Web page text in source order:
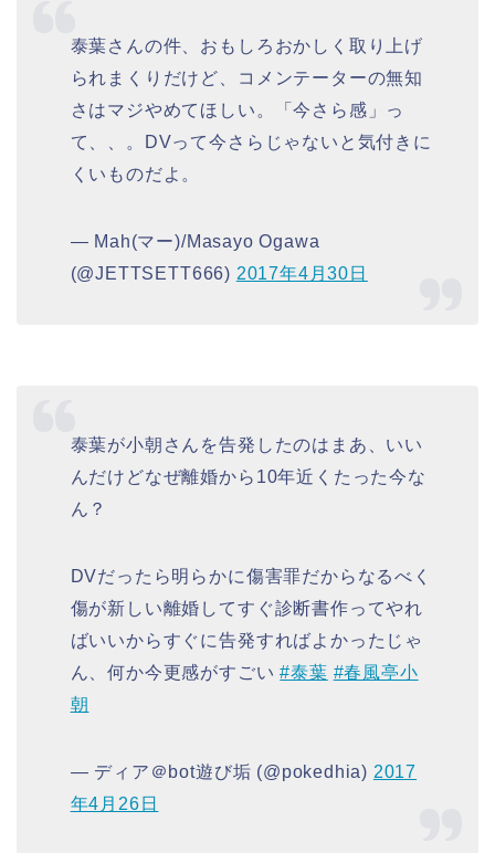
泰葉さんの件、おもしろおかしく取り上げ
られまくりだけど、コメンテーターの無知
さはマジやめてほしい。「今さら感」っ
て、、。DVって今さらじゃないと気付きに
くいものだよ。
— Mah(マー)/Masayo Ogawa
(@JETTSETT666) 2017年4月30日
泰葉が小朝さんを告発したのはまあ、いい
んだけどなぜ離婚から10年近くたった今な
ん？
DVだったら明らかに傷害罪だからなるべく
傷が新しい離婚してすぐ診断書作ってやれ
ばいいからすぐに告発すればよかったじゃ
ん、何か今更感がすごい#泰葉 #春風亭小
朝
— ディア＠bot遊び垢 (@pokedhia) 2017
年4月26日